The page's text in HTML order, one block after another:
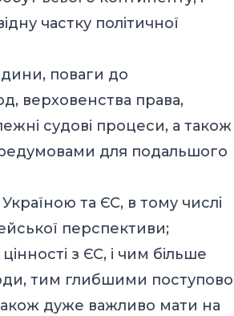
частку політичної
поваги до
верховенства права,
судові процеси, а також
для подальшого
та ЄС, в тому числі
перспективи;
з ЄС, і чим більше
тим глибшими поступово
дуже важливо мати на